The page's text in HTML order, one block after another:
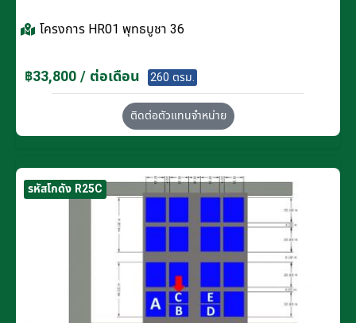
โครงการ HR01 พุทธบูชา 36
฿33,800 / ต่อเดือน 260 ตรม.
ติดต่อตัวแทนจำหน่าย
รหัสโกดัง R25C